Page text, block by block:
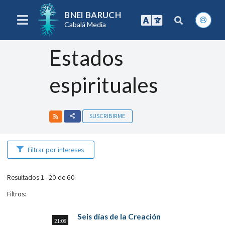
BNEI BARUCH
Cabalá Media
Estados
espirituales
SUSCRIBIRME
Filtrar por intereses
Resultados 1 - 20 de 60
Filtros:
21:08
Seis días de la Creación